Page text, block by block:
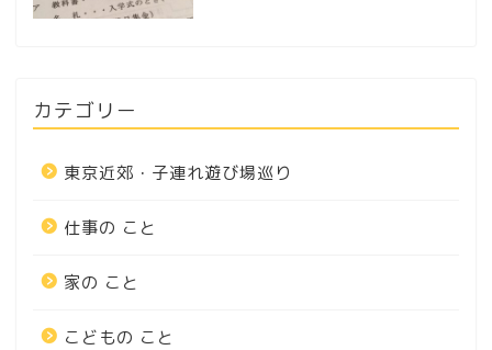
カテゴリー
東京近郊・子連れ遊び場巡り
仕事の こと
家の こと
こどもの こと